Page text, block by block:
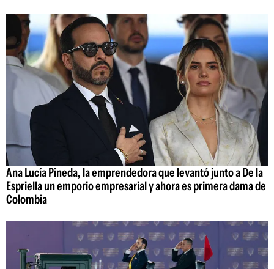
Ana Lucía Pineda, la emprendedora que levantó junto a De la
Espriella un emporio empresarial y ahora es primera dama de
Colombia